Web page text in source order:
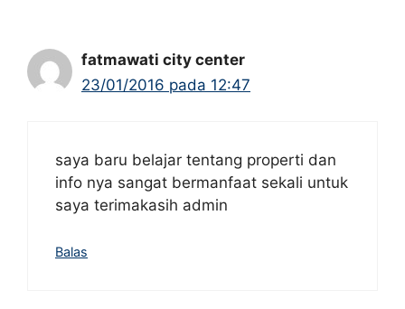
fatmawati city center
23/01/2016 pada 12:47
saya baru belajar tentang properti dan
info nya sangat bermanfaat sekali untuk
saya terimakasih admin
Balas